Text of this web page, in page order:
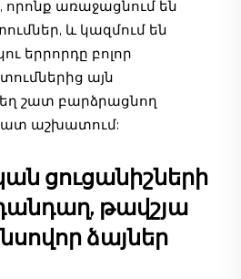
որոնք առաջացնում են
և կազմում են
երրորդը բոլոր
այն
շատ բարձրացնող
աշխատում:
ցուցանիշների
թավշյա
ձայներ